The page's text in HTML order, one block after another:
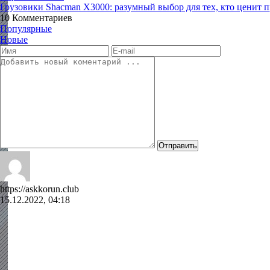
Грузовики Shacman X3000: разумный выбор для тех, кто ценит
10 Комментариев
Популярные
Новые
Отправить
https://askkorun.club
15.12.2022, 04:18